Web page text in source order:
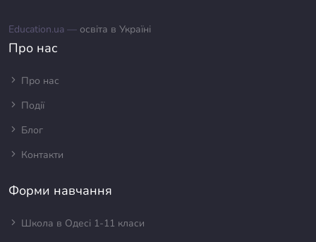
Education.ua — освіта в Україні
Про нас
Про нас
Події
Блог
Контакти
Форми навчання
Школа в Одесі 1-11 класи